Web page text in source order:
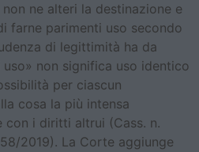
ne alteri la destinazione e
farne parimenti uso secondo
di legittimità ha da
non significa uso identico
per ciascun
cosa la più intensa
i diritti altrui (Cass. n.
2019). La Corte aggiunge